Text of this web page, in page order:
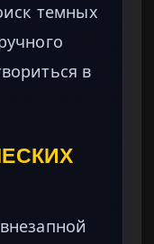
темных
в